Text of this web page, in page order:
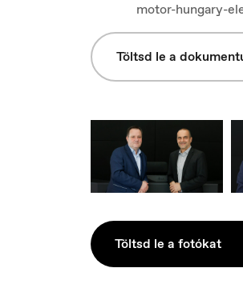
motor-hungary-
Töltsd le a
Töltsd le a fotókat